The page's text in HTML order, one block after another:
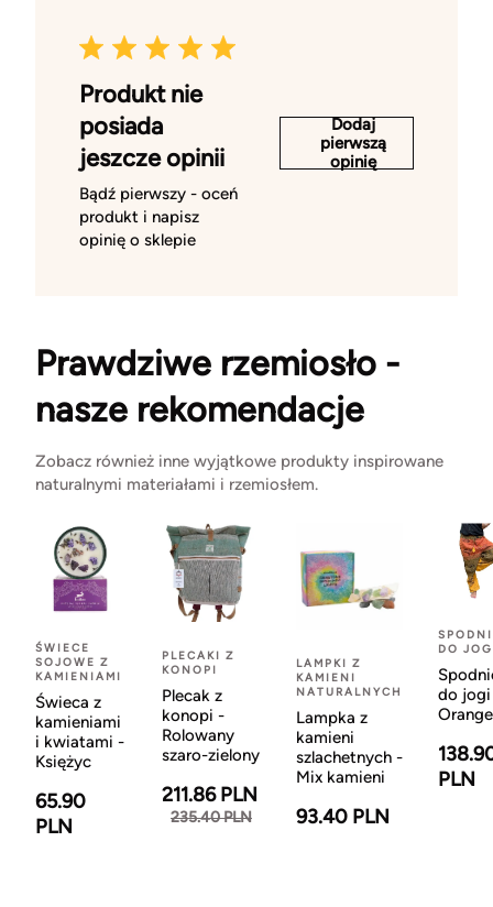
Produkt nie
posiada
jeszcze opinii
Bądź pierwszy - oceń
produkt i napisz
opinię o sklepie
Dodaj
pierwszą
opinię
Prawdziwe rzemiosło -
nasze rekomendacje
Zobacz również inne wyjątkowe produkty inspirowane
naturalnymi materiałami i rzemiosłem.
ŚWIECE
SOJOWE Z
KAMIENIAMI
Świeca z
kamieniami
i kwiatami -
Księżyc
65.90
PLN
PLECAKI Z
KONOPI
Plecak z
konopi -
Rolowany
szaro-zielony
211.86 PLN
235.40 PLN
LAMPKI Z
KAMIENI
NATURALNYCH
Lampka z
kamieni
szlachetnych -
Mix kamieni
93.40 PLN
DO
do
Orange
PLN